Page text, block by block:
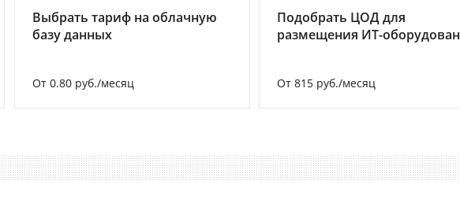
Выбрать тариф на облачную
базу данных
От 0.80 руб./месяц
Подобрать ЦОД для
размещения ИТ-
От 815 руб./месяц